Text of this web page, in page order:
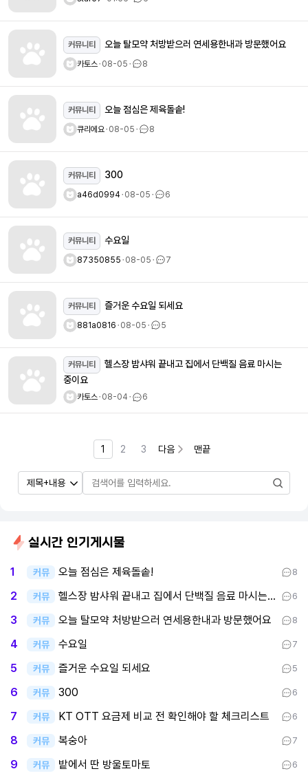
커뮤니티 오늘 탈모약 처방받으러 연세용한내과 방문했어요
카토스ㆍ08-05ㆍ 8
커뮤니티 오늘 점심은 제육돌솥!
큐리에요ㆍ08-05ㆍ 8
커뮤니티 300
a46d0994ㆍ08-05ㆍ 6
커뮤니티 수요일
87350855ㆍ08-05ㆍ 7
커뮤니티 즐거운 수요일 되세요
881a0816ㆍ08-05ㆍ 5
커뮤니티
중이요
카토스ㆍ08-04ㆍ 6
1 2 3 다음 맨끝
실시간 인기게시물
1 커뮤 오늘 점심은 제육돌솥! 8
2 커뮤 헬스장 밤샤워 끝내고 집에서 단백질 음료 마시는 중이요 6
3 커뮤 오늘 탈모약 처방받으러 연세용한내과 방문했어요 8
4 커뮤 수요일 7
5 커뮤 즐거운 수요일 되세요 5
6 커뮤 300 6
7 커뮤 KT OTT 요금제 비교 전 확인해야 할 체크리스트 6
8 커뮤 복숭아 7
9 커뮤 밭에서 딴 방울토마토 6